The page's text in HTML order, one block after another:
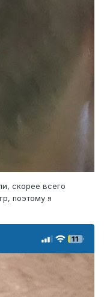
скорее всего
поэтому я